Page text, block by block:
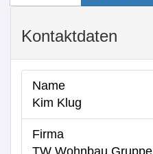
Kontaktdaten
Name
Kim Klug
Firma
TW Wohnbau Gruppe